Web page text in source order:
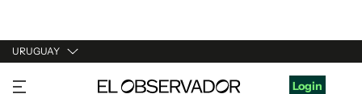
URUGUAY
URUGUAY Login